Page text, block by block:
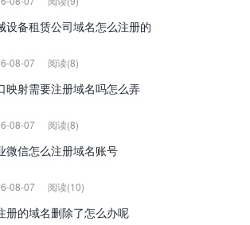
设备租赁公司域名怎么注册的
08-07 阅读(8)
映射需要注册域名吗怎么弄
08-07 阅读(8)
微信怎么注册域名账号
08-07 阅读(10)
册的域名删除了怎么办呢